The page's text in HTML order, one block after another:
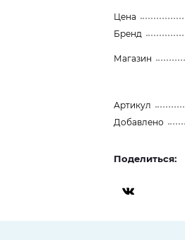
Цена
Бренд
Магазин
Артикул
Добавлено
Поделиться: